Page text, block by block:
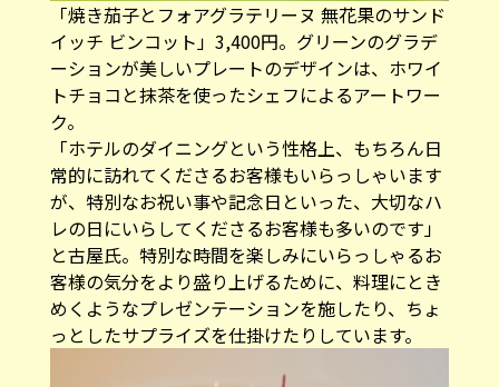
「焼き茄子とフォアグラテリーヌ 無花果のサンド
イッチ ビンコット」3,400円。グリーンのグラデ
ーションが美しいプレートのデザインは、ホワイ
トチョコと抹茶を使ったシェフによるアートワー
ク。
「ホテルのダイニングという性格上、もちろん日
常的に訪れてくださるお客様もいらっしゃいます
が、特別なお祝い事や記念日といった、大切なハ
レの日にいらしてくださるお客様も多いのです」
と古屋氏。特別な時間を楽しみにいらっしゃるお
客様の気分をより盛り上げるために、料理にとき
めくようなプレゼンテーションを施したり、ちょ
っとしたサプライズを仕掛けたりしています。